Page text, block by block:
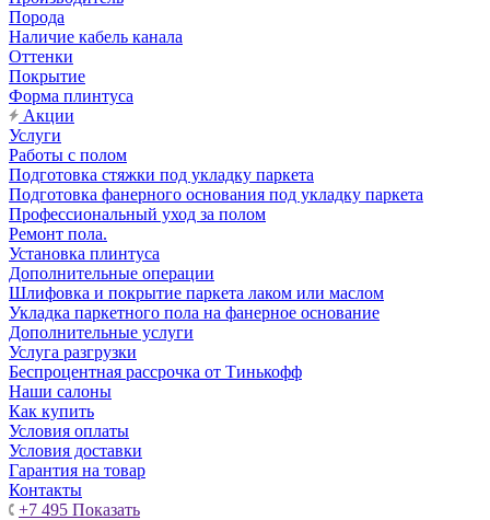
Порода
Наличие кабель канала
Оттенки
Покрытие
Форма плинтуса
Акции
Услуги
Работы с полом
Подготовка стяжки под укладку паркета
Подготовка фанерного основания под укладку паркета
Профессиональный уход за полом
Ремонт пола.
Установка плинтуса
Дополнительные операции
Шлифовка и покрытие паркета лаком или маслом
Укладка паркетного пола на фанерное основание
Дополнительные услуги
Услуга разгрузки
Беспроцентная рассрочка от Тинькофф
Наши салоны
Как купить
Условия оплаты
Условия доставки
Гарантия на товар
Контакты
+7 495 Показать